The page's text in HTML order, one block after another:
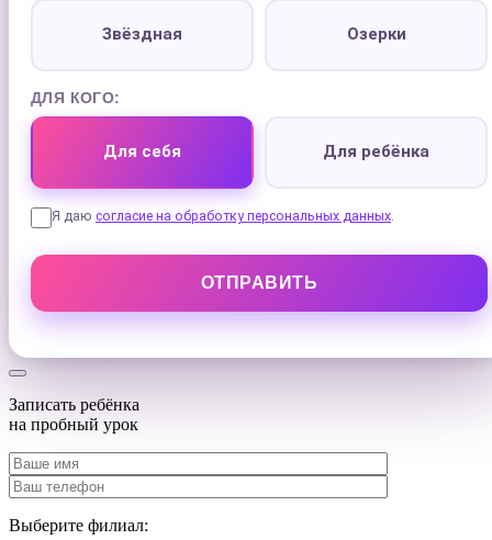
Звёздная Озерки
ДЛЯ КОГО:
Для себя Для ребёнка
Я даю согласие на обработку персональных данных
Записать ребёнка
на пробный урок
Выберите филиал: